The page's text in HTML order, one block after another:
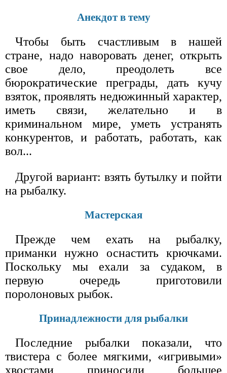
Анекдот в тему
Чтобы быть счастливым в нашей
стране, надо наворовать денег, открыть
свое дело, преодолеть все
бюрократические преграды, дать кучу
взяток, проявлять недюжинный характер,
иметь связи, желательно и в
криминальном мире, уметь устранять
конкурентов, и работать, работать, как
вол...
Другой вариант: взять бутылку и пойти
на рыбалку.
Мастерская
Прежде чем ехать на рыбалку,
приманки нужно оснастить крючками.
Поскольку мы ехали за судаком, в
первую очередь приготовили
поролоновых рыбок.
Принадлежности для рыбалки
Последние рыбалки показали, что
твистера с более мягкими, «игривыми»
хвостами приносили большее